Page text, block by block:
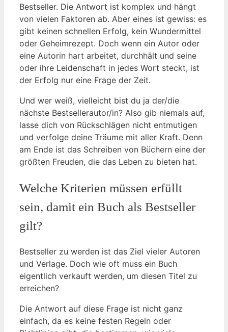
Bestseller. Die Antwort ist komplex und hängt
von vielen Faktoren ab. Aber eines ist gewiss: es
gibt keinen schnellen Erfolg, kein Wundermittel
oder Geheimrezept. Doch wenn ein Autor oder
eine Autorin hart arbeitet, durchhält und seine
oder ihre Leidenschaft in jedes Wort steckt, ist
der Erfolg nur eine Frage der Zeit.
Und wer weiß, vielleicht bist du ja der/die
nächste Bestsellerautor/in? Also gib niemals auf,
lasse dich von Rückschlägen nicht entmutigen
und verfolge deine Träume mit aller Kraft. Denn
am Ende ist das Schreiben von Büchern eine der
größten Freuden, die das Leben zu bieten hat.
Welche Kriterien müssen erfüllt
sein, damit ein Buch als Bestseller
gilt?
Bestseller zu werden ist das Ziel vieler⁢ Autoren
und Verlage. Doch wie oft muss ein Buch
eigentlich verkauft werden, um diesen Titel zu‍
erreichen?
Die Antwort auf diese Frage ist nicht ganz
einfach, da es keine⁤ festen Regeln oder